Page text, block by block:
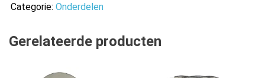
Categorie: Onderdelen
Gerelateerde producten